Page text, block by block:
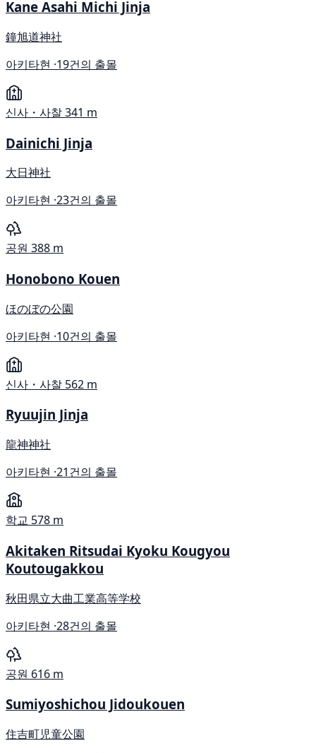
Kane Asahi Michi Jinja
鐘旭道神社
아키타현 ·19건의 출몰
신사・사찰341 m
Dainichi Jinja
大日神社
아키타현 ·23건의 출몰
공원 388 m
Honobono Kouen
ほのぼの公園
아키타현 ·10건의 출몰
신사・사찰 562 m
Ryuujin Jinja
龍神神社
아키타현 ·21건의 출몰
학교 578 m
Akitaken Ritsudai Kyoku Kougyou
Koutougakkou
秋田県立大曲工業高等学校
아키타현 ·28건의 출몰
공원 616 m
Sumiyoshichou Jidoukouen
住吉町児童公園